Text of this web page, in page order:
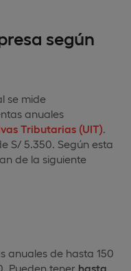
según
se mide
anuales
Tributarias (UIT)
S/ 5.350. Según esta
de la siguiente
anuales de hasta 150
Pueden tener hasta